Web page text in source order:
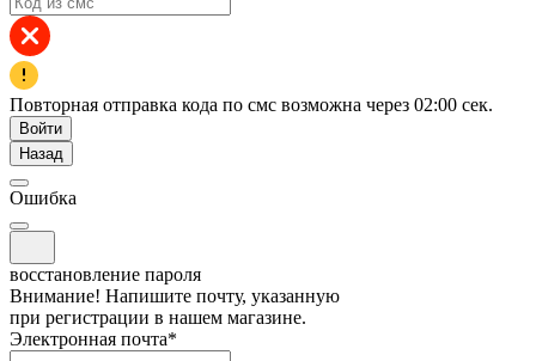
Повторная отправка кода по смс возможна через 02:00 сек.
Войти
Назад
Ошибка
восстановление пароля
Внимание! Напишите почту, указанную
при регистрации в нашем магазине.
Электронная почта*